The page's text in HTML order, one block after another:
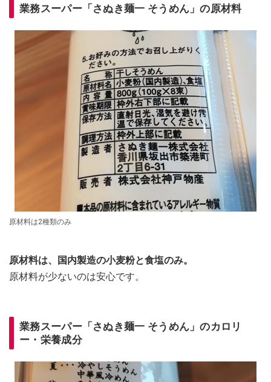
業務スーパー「さぬき麺一 そうめん」の原材料
原材料は2種類のみ
原材料は、国内製造の小麦粉と食塩のみ。
原材料が少ないのは安心です。
業務スーパー「さぬき麺一 そうめん」のカロリ
ー・栄養成分